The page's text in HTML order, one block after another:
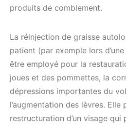
produits de comblement.
La réinjection de graisse
patient (par exemple lors
être employé pour la
joues et des pommettes, la
dépressions importantes du
l’augmentation des lèvres. Elle
restructuration d’un visage qui